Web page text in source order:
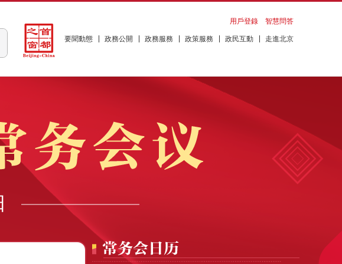
要聞動態 政務公開 政務服務 政策服務 政民互動 走進北京
用戶登錄 智慧問答